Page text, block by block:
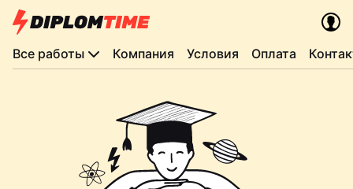
Все работы Компания Условия Оплата